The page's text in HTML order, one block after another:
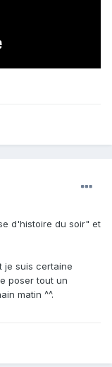
d'histoire du soir" et
je suis certaine
poser tout un
matin ^^.